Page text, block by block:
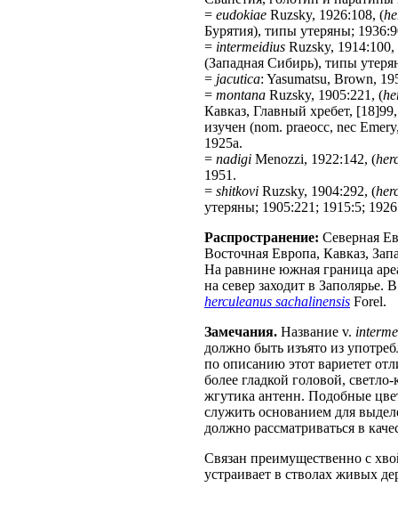
= eudokiae Ruzsky, 1926:108, (
Бурятия), типы утеряны;
= intermeidius Ruzsky, 1914:100,
(Западная Сибирь), типы
= jacutica: Yasumatsu, Brown,
= montana Ruzsky, 1905:221, (
Кавказ, Главный хребет,
изучен (nom. praeocc, nec
1925а.
= nadigi Menozzi, 1922:142, (
1951.
= shitkovi Ruzsky, 1904:292, (
утеряны; 1905:221; 1915:5;
Распространение: Северная
Восточная Европа, Кавказ,
На равнине южная граница
на север заходит в
herculeanus sachalinensis Forel.
Замечания. Название v.
должно быть изъято из
по описанию этот вариетет
более гладкой головой,
жгутика антенн. Подобные
служить основанием для
должно рассматриваться в
Связан преимущественно с
устраивает в стволах живых